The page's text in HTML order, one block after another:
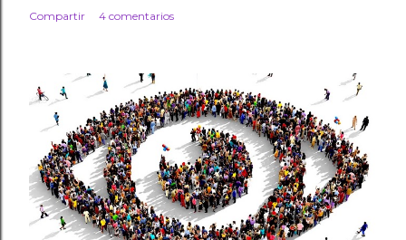
Compartir 4 comentarios